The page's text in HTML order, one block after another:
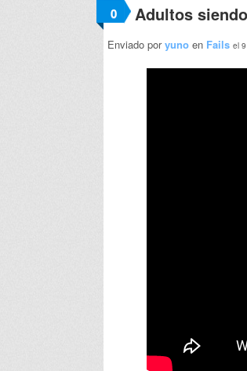
0 Adultos
Enviado poryuno en Fails el